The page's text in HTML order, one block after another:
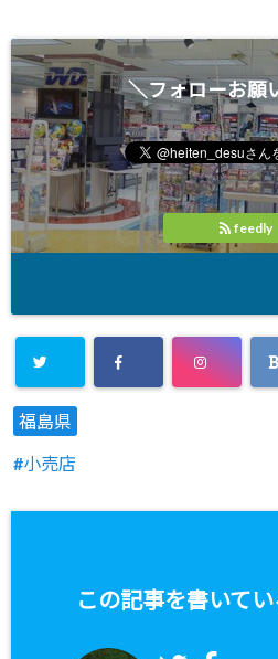
＼フォローお願
feedly
福島県
小売店
この記事を書いて